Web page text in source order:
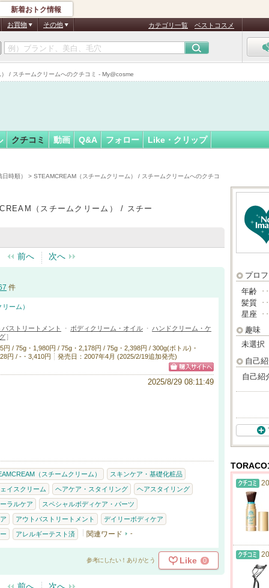
/ スチームクリームへのクチコミ - My@cosme
新着おトク情報
お買物 その他 カテゴリ一覧 ベストコスメ
さん
クチコミ 動画 Q&A フォロー Like・クリップ
時順） > STEAMCREAM（スチームクリーム） / スチームクリームへのクチコ
（スチームクリーム） / スチー
前へ 次へ
件
ーム）
バストリートメント ・ ボディクリーム・オイル ・ ハンドクリーム・ケ
]
/ 75g・1,980円 / 75g・2,178円 / 75g・2,398円 / 300g(ボトル)・
円 / -・3,410円
発売日：2007年4月 (2025/2/19追加発売)
2025/8/29 08:11:49
（スチームクリーム） スキンケア・基礎化粧品
イスクリーム ヘアケア・スタイリング ヘアスタイリング
ラルケア スペシャルボディケア・パーツ
アウトバストリートメント デイリーボディケア
アレルギーテスト済 関連ワード -
参考にしたい！ありがとう Like 0
プロ
年齢 ･
髪質 ･
星座 ･
趣味
未選択
自己
自己紹